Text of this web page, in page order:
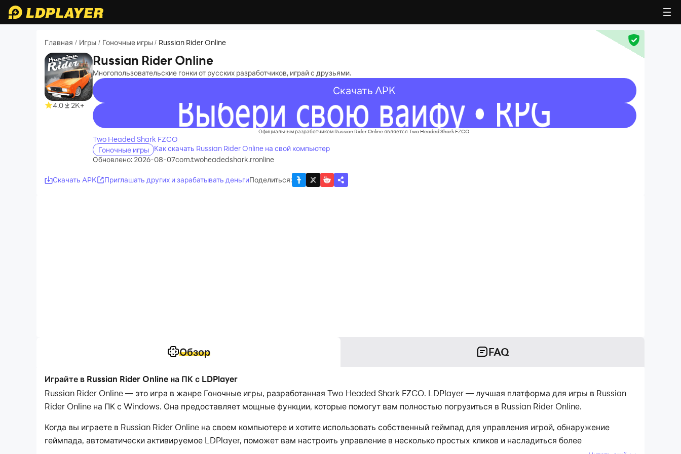
Главная / Игры / Гоночные игры / Russian Rider Online
4.0 2K+
Russian Rider Online
Многопользовательские гонки от русских разработчиков, играй с друзьями.
Скачать APK
recommend
Официальным разработчиком Russian Rider Online является Two Headed Shark FZCO.
Two Headed Shark FZCO
Гоночные игры
Как скачать Russian Rider Online на свой компьютер
Обновлено: 2026-08-07com.twoheadedshark.rronline
Скачать APK Приглашать других и зарабатывать деньгиПоделиться:
Обзор FAQ
Играйте в Russian Rider Online на ПК с LDPlayer
Russian Rider Online — это игра в жанре Гоночные игры, разработанная Two Headed Shark FZCO. LDPlayer — лучшая платформа для игры в Russian
Rider Online на ПК с Windows. Она предоставляет мощные функции, которые помогут вам полностью погрузиться в Russian Rider Online.
Когда вы играете в Russian Rider Online на своем компьютере и хотите использовать собственный геймпад для управления игрой, обнаружение
геймпада, автоматически активируемое LDPlayer, поможет вам настроить управление в несколько простых кликов и насладиться более